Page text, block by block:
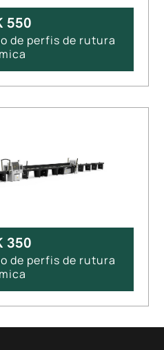
550
de perfis de rutura
350
de perfis de rutura